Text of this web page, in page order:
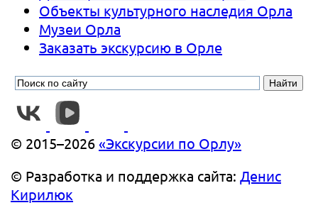
Объекты культурного наследия Орла
Музеи Орла
Заказать экскурсию в Орле
© 2015–2026 «Экскурсии по Орлу»
© Разработка и поддержка сайта: Денис
Кирилюк